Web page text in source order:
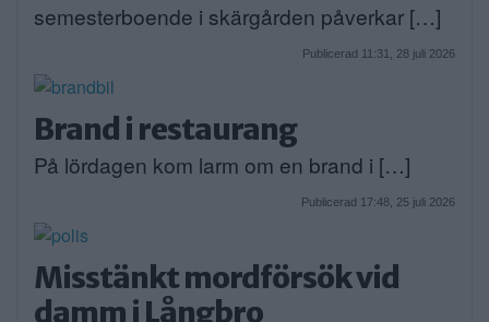
semesterboende i skärgården påverkar […]
Publicerad 11:31, 28 juli 2026
Brand i restaurang
På lördagen kom larm om en brand i […]
Publicerad 17:48, 25 juli 2026
Misstänkt mordförsök vid
damm i Långbro